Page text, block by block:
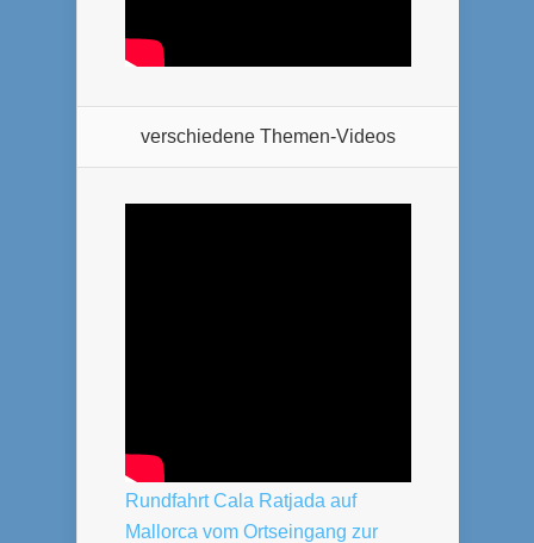
verschiedene Themen-Videos
Rundfahrt Cala Ratjada auf
Mallorca vom Ortseingang zur